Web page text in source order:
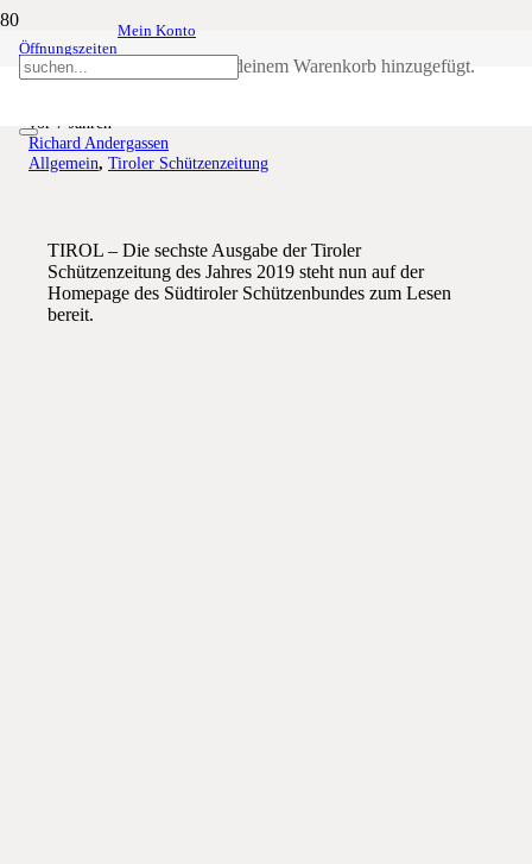
Öffnungszeiten
Mein Konto
wurde deinem Warenkorb hinzugefügt.
Schützenzeitung Nr. 6-2019
vor 7 Jahren
Richard Andergassen
Allgemein, Tiroler Schützenzeitung
TIROL – Die sechste Ausgabe der Tiroler
Schützenzeitung des Jahres 2019 steht nun auf der
Homepage des Südtiroler Schützenbundes zum Lesen
bereit.